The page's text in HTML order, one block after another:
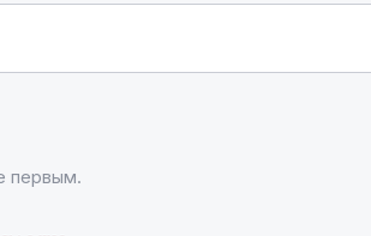
первым.